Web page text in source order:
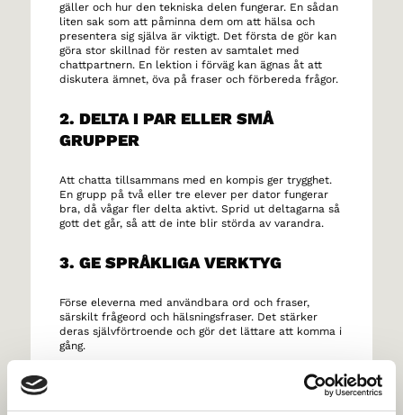
gäller och hur den tekniska delen fungerar. En sådan
liten sak som att påminna dem om att hälsa och
presentera sig själva är viktigt. Det första de gör kan
göra stor skillnad för resten av samtalet med
chattpartnern. En lektion i förväg kan ägnas åt att
diskutera ämnet, öva på fraser och förbereda frågor.
2. DELTA I PAR ELLER SMÅ
GRUPPER
Att chatta tillsammans med en kompis ger trygghet.
En grupp på två eller tre elever per dator fungerar
bra, då vågar fler delta aktivt. Sprid ut deltagarna så
gott det går, så att de inte blir störda av varandra.
3. GE SPRÅKLIGA VERKTYG
Förse eleverna med användbara ord och fraser,
särskilt frågeord och hälsningsfraser. Det stärker
deras självförtroende och gör det lättare att komma i
gång.
NYFIKEN STÄMNING